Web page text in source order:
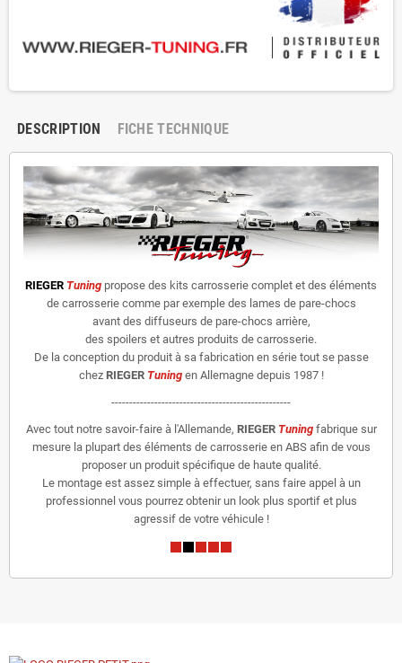
DESCRIPTION FICHE TECHNIQUE
RIEGER Tuning propose des kits carrosserie complet et des éléments
de carrosserie comme par exemple des lames de pare-chocs
avant des diffuseurs de pare-chocs arrière,
des spoilers et autres produits de carrosserie.
De la conception du produit à sa fabrication en série tout se passe
chez RIEGER Tuningen Allemagne depuis 1987 !
--------------------------------------------------
Avec tout notre savoir-faire à l'Allemande, RIEGER Tuning fabrique sur
mesure la plupart des éléments de carrosserie en ABS afin de vous
proposer un produit spécifique de haute qualité.
Le montage est assez simple à effectuer, sans faire appel à un
professionnel vous pourrez obtenir un look plus sportif et plus
agressif de votre véhicule !